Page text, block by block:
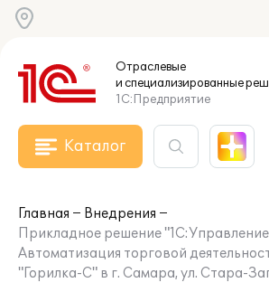
Отраслевые
и специализированные
1С:Предприятие
Каталог
Главная
Внедрения
Прикладное решение
Автоматизация торговой
"Горилка-С" в г. Самара, ул. Стара-